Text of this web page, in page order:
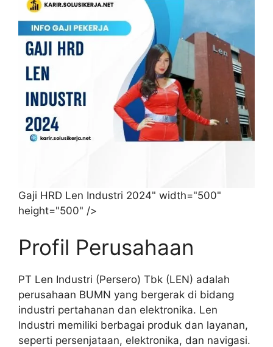
Gaji HRD Len Industri 2024" width="500"
height="500" />
Profil Perusahaan
PT Len Industri (Persero) Tbk (LEN) adalah
perusahaan BUMN yang bergerak di bidang
industri pertahanan dan elektronika. Len
Industri memiliki berbagai produk dan layanan,
seperti persenjataan, elektronika, dan navigasi.